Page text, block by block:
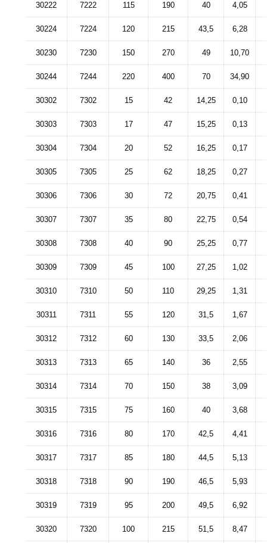
30222 7222 115 190 40 4,05
30224 7224 120 215 43,5 6,28
30230 7230 150 270 49 10,70
30244 7244 220 400 70 34,90
30302 7302 15 42 14,25 0,10
30303 7303 17 47 15,25 0,13
30304 7304 20 52 16,25 0,17
30305 7305 25 62 18,25 0,27
30306 7306 30 72 20,75 0,41
30307 7307 35 80 22,75 0,54
30308 7308 40 90 25,25 0,77
30309 7309 45 100 27,25 1,02
30310 7310 50 110 29,25 1,31
30311 7311 55 120 31,5 1,67
30312 7312 60 130 33,5 2,06
30313 7313 65 140 36 2,55
30314 7314 70 150 38 3,09
30315 7315 75 160 40 3,68
30316 7316 80 170 42,5 4,41
30317 7317 85 180 44,5 5,13
30318 7318 90 190 46,5 5,93
30319 7319 95 200 49,5 6,92
30320 7320 100 215 51,5 8,47